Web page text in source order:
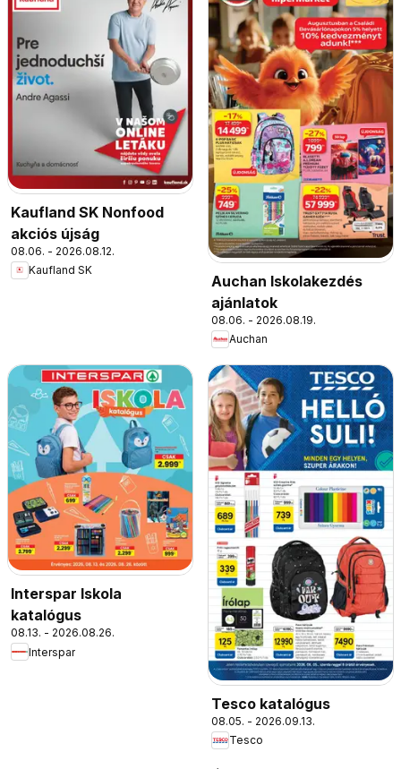
Kaufland SK Nonfood
akciós újság
08.06. - 2026.08.12.
Kaufland SK
Auchan Iskolakezdés
ajánlatok
08.06. - 2026.08.19.
Auchan
Interspar Iskola
katalógus
08.13. - 2026.08.26.
Interspar
Tesco katalógus
08.05. - 2026.09.13.
Tesco